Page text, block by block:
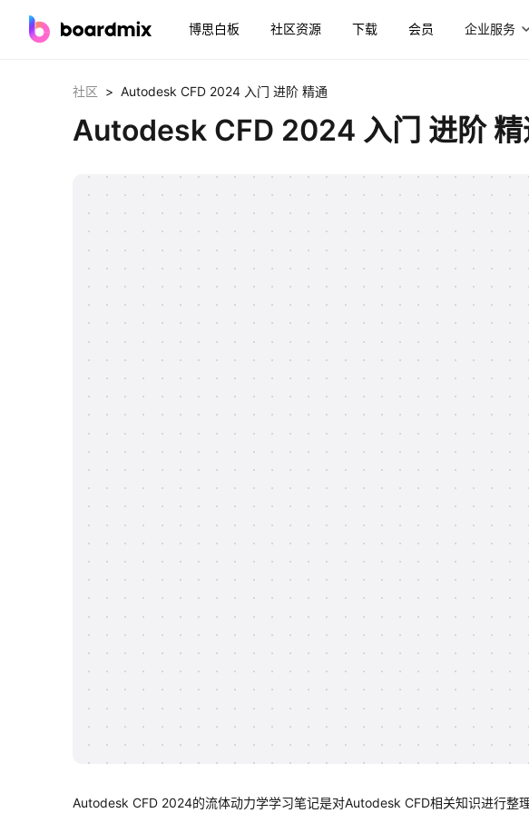
博思白板 社区资源 下载 会员 企业服务
社区 > Autodesk CFD 2024 入门 进阶 精通
Autodesk CFD 2024 入门 进阶 精
Autodesk CFD 2024的流体动力学学习笔记是对Autodesk CFD相关知识进行